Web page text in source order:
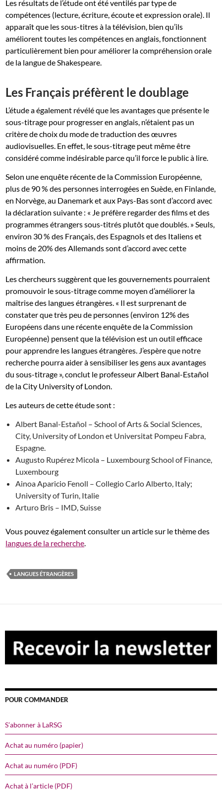
Les résultats de l’étude ont été ventilés par type de
compétences (lecture, écriture, écoute et expression orale). Il
apparaît que les sous-titres à la télévision, bien qu’ils
améliorent toutes les compétences en anglais, fonctionnent
particulièrement bien pour améliorer la compréhension orale
de la langue de Shakespeare.
Les Français préfèrent le doublage
L’étude a également révélé que les avantages que présente le
sous-titrage pour progresser en anglais, n’étaient pas un
critère de choix du mode de traduction des œuvres
audiovisuelles. En effet, le sous-titrage peut même être
considéré comme indésirable parce qu’il force le public à lire.
Selon une enquête récente de la Commission Européenne,
plus de 90 % des personnes interrogées en Suède, en Finlande,
en Norvège, au Danemark et aux Pays-Bas sont d’accord avec
la déclaration suivante : « Je préfère regarder des films et des
programmes étrangers sous-titrés plutôt que doublés. » Seuls,
environ 30 % des Français, des Espagnols et des Italiens et
moins de 20% des Allemands sont d’accord avec cette
affirmation.
Les chercheurs suggèrent que les gouvernements pourraient
promouvoir le sous-titrage comme moyen d’améliorer la
maîtrise des langues étrangères. « Il est surprenant de
constater que très peu de personnes (environ 12% des
Européens dans une récente enquête de la Commission
Européenne) pensent que la télévision est un outil efficace
pour apprendre les langues étrangères. J’espère que notre
recherche pourra aider à sensibiliser les gens aux avantages
du sous-titrage », conclut le professeur Albert Banal-Estañol
de la City University of London.
Les auteurs de cette étude sont :
Albert Banal-Estañol – School of Arts & Social Sciences,
City, University of London et Universitat Pompeu Fabra,
Espagne.
Augusto Rupérez Micola – Luxembourg School of Finance,
Luxembourg
Ainoa Aparicio Fenoll – Collegio Carlo Alberto, Italy;
University of Turin, Italie
Arturo Bris – IMD, Suisse
Vous pouvez également consulter un article sur le thème des
langues de la recherche.
LANGUES ÉTRANGÈRES
POUR COMMANDER
S’abonner à LaRSG
Achat au numéro (papier)
Achat au numéro (PDF)
Achat à l’article (PDF)